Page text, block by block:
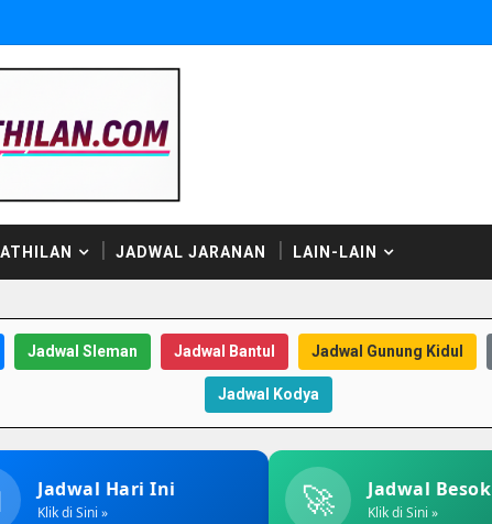
JADWAL JARANAN LAIN-LAIN
Jadwal Sleman Jadwal Bantul Jadwal Gunung Kidul
Jadwal Kodya
Jadwal Hari Ini
Klik di Sini » 🚀 Jadwal Besok
Klik di Sini »